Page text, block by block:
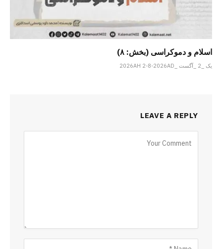
اسلام و دموکراسی (بخش: ۸)
یک _2 _آگست _2026AH 2-8-2026AD
LEAVE A REPLY